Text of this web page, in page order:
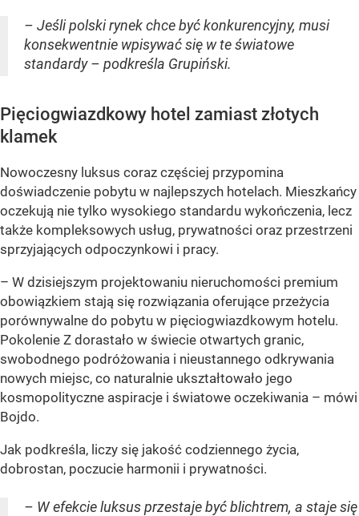
– Jeśli polski rynek chce być konkurencyjny, musi
konsekwentnie wpisywać się w te światowe
standardy – podkreśla Grupiński.
Pięciogwiazdkowy hotel zamiast złotych
klamek
Nowoczesny luksus coraz częściej przypomina
doświadczenie pobytu w najlepszych hotelach. Mieszkańcy
oczekują nie tylko wysokiego standardu wykończenia, lecz
także kompleksowych usług, prywatności oraz przestrzeni
sprzyjających odpoczynkowi i pracy.
– W dzisiejszym projektowaniu nieruchomości premium
obowiązkiem stają się rozwiązania oferujące przeżycia
porównywalne do pobytu w pięciogwiazdkowym hotelu.
Pokolenie Z dorastało w świecie otwartych granic,
swobodnego podróżowania i nieustannego odkrywania
nowych miejsc, co naturalnie ukształtowało jego
kosmopolityczne aspiracje i światowe oczekiwania – mówi
Bojdo.
Jak podkreśla, liczy się jakość codziennego życia,
dobrostan, poczucie harmonii i prywatności.
– W efekcie luksus przestaje być blichtrem, a staje się